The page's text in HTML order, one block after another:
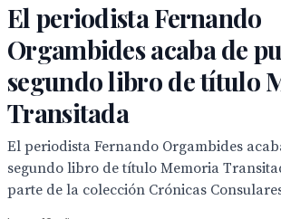
El periodista Fernando
Orgambides acaba de
segundo libro de título
Transitada
El periodista Fernando Orgambides
segundo libro de título Memoria
parte de la colección Crónicas